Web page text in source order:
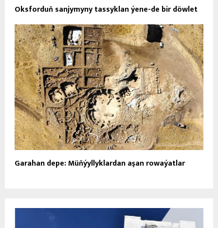
Oksforduň sanjymyny tassyklan ýene-de bir döwlet
Garahan depe: Müňýyllyklardan aşan rowaýatlar